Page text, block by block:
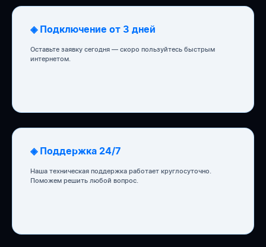
◈ Подключение от 3 дней
Оставьте заявку сегодня — скоро пользуйтесь быстрым
интернетом.
◈ Поддержка 24/7
Наша техническая поддержка работает круглосуточно.
Поможем решить любой вопрос.